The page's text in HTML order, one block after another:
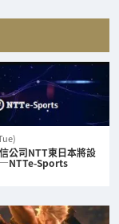
公司NTT東日本將設
—NTTe-Sports